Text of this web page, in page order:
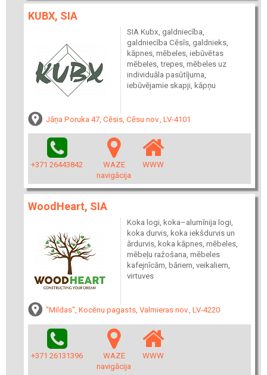
KUBX, SIA
SIA Kubx, galdniecība,
galdniecība Cēsīs, galdnieks,
kāpnes, mēbeles, iebūvētas
mēbeles, trepes, mēbeles uz
individuāla pasūtījuma,
iebūvējamie skapji, kāpņu
Jāņa Poruka 47, Cēsis, Cēsu nov., LV-4101
+371 26443842
WAZE
navigācija
WWW
WoodHeart, SIA
Koka logi, koka–alumīnija logi,
koka durvis, koka iekšdurvis un
ārdurvis, koka kāpnes, mēbeles,
mēbeļu ražošana, mēbeles
kafejnīcām, bāriem, veikaliem,
virtuves
"Mildas", Kocēnu pagasts, Valmieras nov., LV-4220
+371 26131396
WAZE
navigācija
WWW